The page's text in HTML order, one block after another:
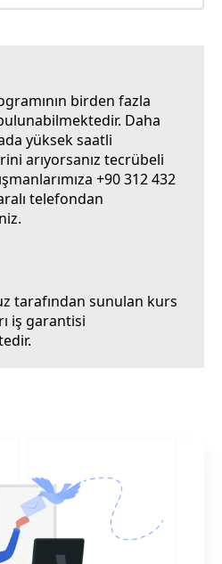
birden fazla
Daha
yüksek saatli
arıyorsanız tecrübeli
+90 312 432
telefondan
tarafından sunulan kurs
iş garantisi